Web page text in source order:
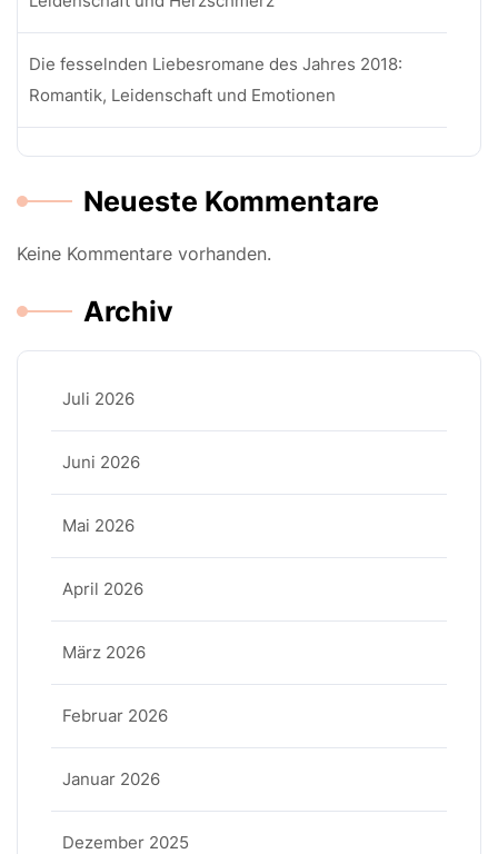
Die fesselnden Liebesromane des Jahres 2018:
Romantik, Leidenschaft und Emotionen
Neueste Kommentare
Keine Kommentare vorhanden.
Archiv
Juli 2026
Juni 2026
Mai 2026
April 2026
März 2026
Februar 2026
Januar 2026
Dezember 2025